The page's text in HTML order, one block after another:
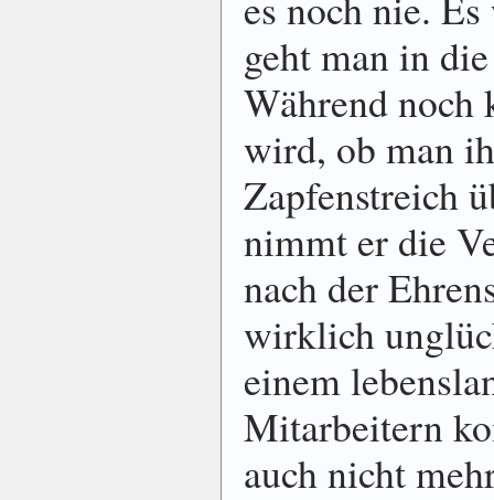
geht man in
Während noch
wird, ob man
Zapfenstreich
nimmt er die
nach der
wirklich
einem
Mitarbeitern
auch nicht